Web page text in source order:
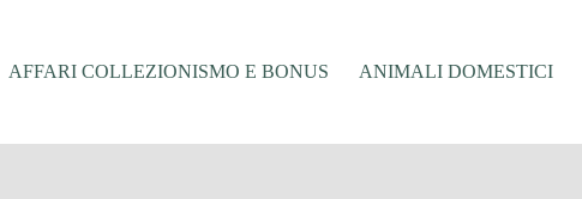
AFFARI COLLEZIONISMO E BONUS ANIMALI DOMESTICI